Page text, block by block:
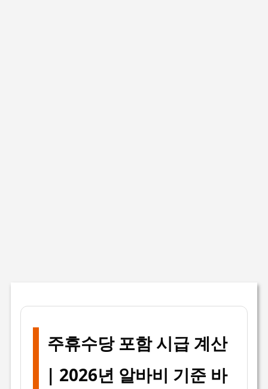
주휴수당 포함 시급 계산
| 2026년 알바비 기준 바